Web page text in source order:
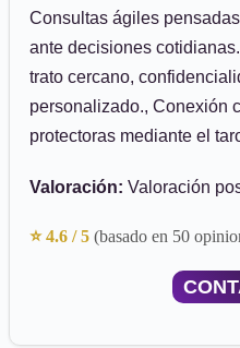
Consultas ágiles
ante decisiones
trato cercano,
personalizado., Conexión
protectoras mediante el
Valoración: Valoración
⭐ 4.6 / 5 (basado en 50